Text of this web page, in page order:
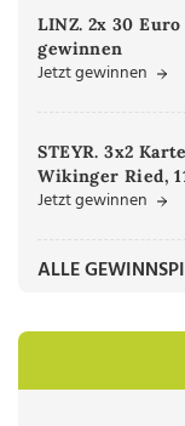
LINZ. 2x 30
gewinnen
Jetzt gewinnen
STEYR. 3x2
Wikinger Ried,
Jetzt gewinnen
ALLE